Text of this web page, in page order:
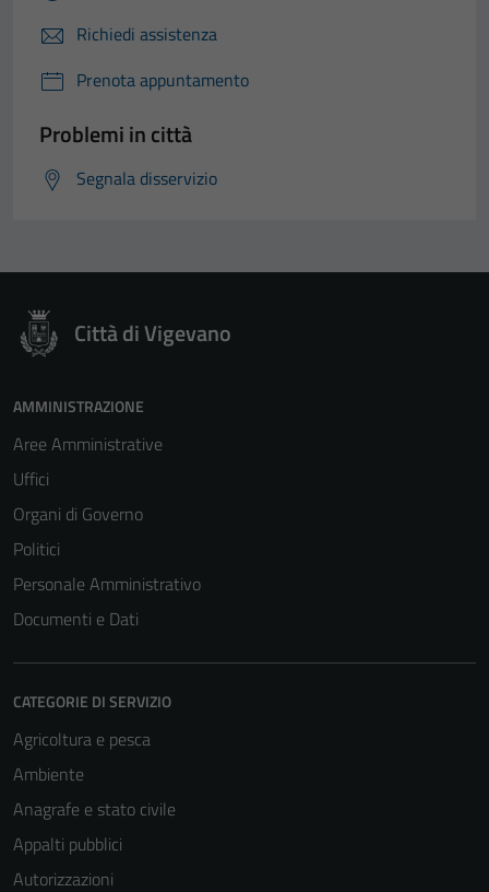
Richiedi assistenza
Prenota appuntamento
Problemi in città
Segnala disservizio
Città di Vigevano
AMMINISTRAZIONE
Aree Amministrative
Uffici
Organi di Governo
Politici
Personale Amministrativo
Documenti e Dati
CATEGORIE DI SERVIZIO
Agricoltura e pesca
Ambiente
Anagrafe e stato civile
Appalti pubblici
Autorizzazioni